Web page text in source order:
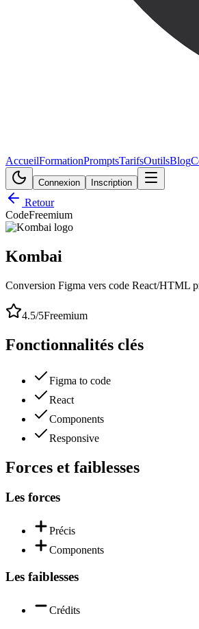
AccueilFormationPromptsTarifsOutilsBlog
Connexion Inscription
Retour
CodeFreemium
Kombai
Conversion Figma vers code React/HTML
4.5/5Freemium
Fonctionnalités clés
Figma to code
React
Components
Responsive
Forces et faiblesses
Les forces
Précis
Components
Les faiblesses
Crédits